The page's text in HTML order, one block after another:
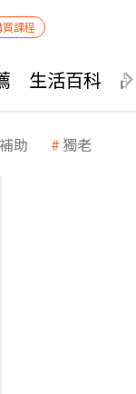
買課程
生活百科
補助 獨老